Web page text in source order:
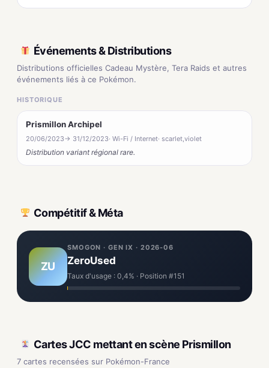
Événements & Distributions
Distributions officielles Cadeau Mystère, Tera Raids et autres
événements liés à ce Pokémon.
HISTORIQUE
Prismillon Archipel
20/06/2023→ 31/12/2023· Wi-Fi / Internet· scarlet,violet
Distribution variant régional rare.
Compétitif & Méta
ZU
SMOGON · GEN IX · 2026-06
ZeroUsed
Taux d'usage : 0,4% · Position #151
Cartes JCC mettant en scène Prismillon
7 cartes recensées sur Pokémon-France